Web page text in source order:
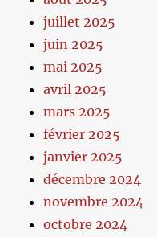
juillet 2025
juin 2025
mai 2025
avril 2025
mars 2025
février 2025
janvier 2025
décembre 2024
novembre 2024
octobre 2024